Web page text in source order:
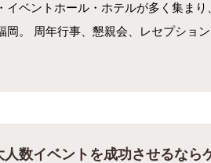
イベントホール・ホテルが多く集ま
岡。 周年行事、懇親会、レセプショ
人数イベントを成功させるなら